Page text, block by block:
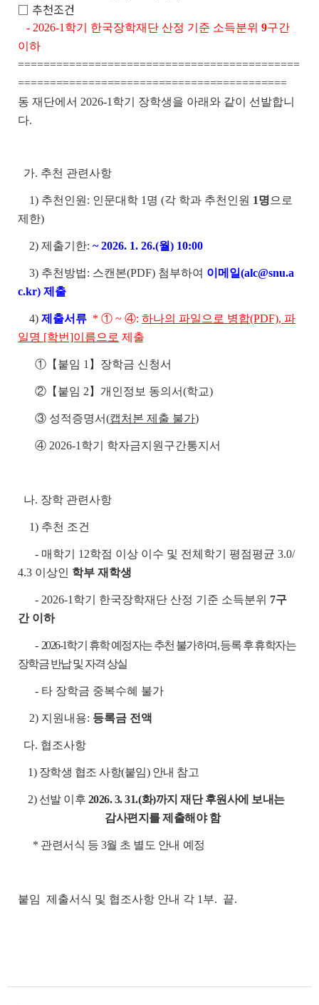
□ 추천조건
- 2026-1학기 한국장학재단 산정 기준 소득분위 9구간
이하
============================================
==========================================
동 재단에서 2026-1학기 장학생을 아래와 같이 선발합니
다.
가. 추천 관련사항
1) 추천인원: 인문대학 1명 (각 학과 추천인원 1명으로
제한)
2) 제출기한: ~ 2026. 1. 26.(월) 10:00
3) 추천방법: 스캔본(PDF) 첨부하여 이메일(alc@snu.a
c.kr) 제출
4) 제출서류 * ① ~ ④: 하나의 파일으로 병합(PDF), 파
일명 [학번]이름으로 제출
①【붙임 1】장학금 신청서
②【붙임 2】개인정보 동의서(학교)
③ 성적증명서(캡처본 제출 불가)
④ 2026-1학기 학자금지원구간통지서
나. 장학 관련사항
1) 추천 조건
- 매학기 12학점 이상 이수 및 전체학기 평점평균 3.0/
4.3 이상인 학부 재학생
- 2026-1학기 한국장학재단 산정 기준 소득분위 7구
간 이하
- 2026-1학기 휴학 예정자는 추천 불가하며, 등록 후 휴학자는
장학금 반납 및 자격 상실
- 타 장학금 중복수혜 불가
2) 지원내용: 등록금 전액
다. 협조사항
1) 장학생 협조 사항(붙임) 안내 참고
2) 선발 이후 2026. 3. 31.(화)까지 재단 후원사에 보내는
감사편지를 제출해야 함
* 관련서식 등 3월 초 별도 안내 예정
붙임 제출서식 및 협조사항 안내 각 1부. 끝.